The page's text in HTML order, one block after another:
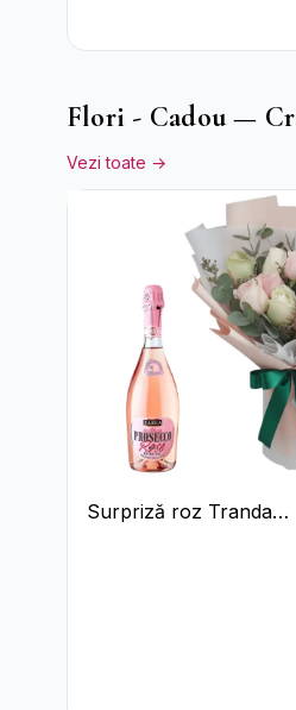
Flori - Cadou —
Vezi toate →
Surpriză roz Trandafiri